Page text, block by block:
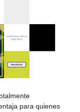
para quienes